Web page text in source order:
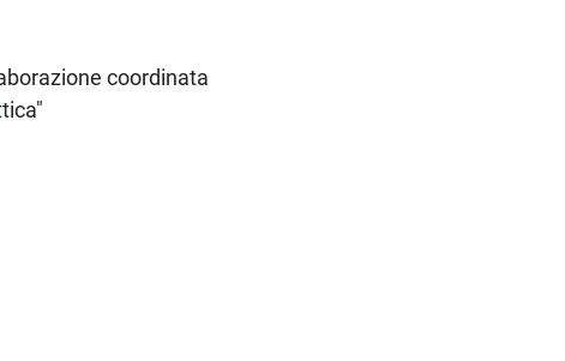
coordinata